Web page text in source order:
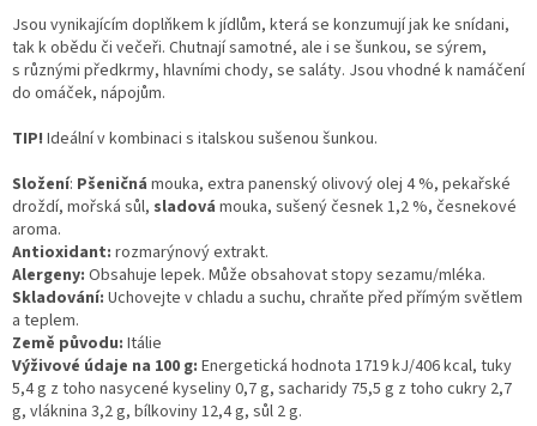
Vývrtky
BiB
větší
objem
Ostatní
vína
Značky
Přihlášení
Jsou vynikajícím doplňkem k jídlům, která se konzumují jak ke snídani,
tak k obědu či večeři. Chutnají samotné, ale i se šunkou, se sýrem,
s různými předkrmy, hlavními chody, se saláty. Jsou vhodné k namáčení
do omáček, nápojům.
TIP! Ideální v kombinaci s italskou sušenou šunkou.
Složení: Pšeničná mouka, extra panenský olivový olej 4 %, pekařské
droždí, mořská sůl, sladová mouka, sušený česnek 1,2 %, česnekové
aroma.
Antioxidant: rozmarýnový extrakt.
Alergeny: Obsahuje lepek. Může obsahovat stopy sezamu/mléka.
Skladování: Uchovejte v chladu a suchu, chraňte před přímým světlem
a teplem.
Země původu: Itálie
Výživové údaje na 100 g: Energetická hodnota 1719 kJ/406 kcal, tuky
5,4 g z toho nasycené kyseliny 0,7 g, sacharidy 75,5 g z toho cukry 2,7
g, vláknina 3,2 g, bílkoviny 12,4 g, sůl 2 g.